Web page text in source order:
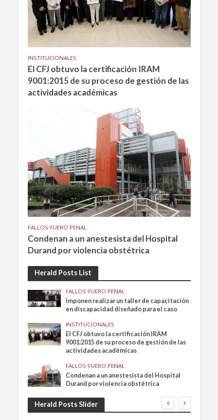
INSTITUCIONALES
El CFJ obtuvo la certificación IRAM
9001:2015 de su proceso de gestión de las
actividades académicas
FALLOS•FUERO PENAL
Condenan a un anestesista del Hospital
Durand por violencia obstétrica
Herald Posts List
FALLOS•FUERO PENAL
Imponen realizar un taller de capacitación
en discapacidad diseñado para el caso
INSTITUCIONALES
El CFJ obtuvo la certificación IRAM
9001:2015 de su proceso de gestión de las
actividades académicas
FALLOS•FUERO PENAL
Condenan a un anestesista del Hospital
Durand por violencia obstétrica
Herald Posts Slider